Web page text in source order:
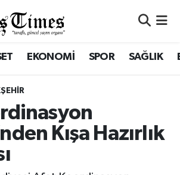
EKONOMİ SPOR SAĞLIK
Kışa Hazırlık
Durumu ve Fikstür